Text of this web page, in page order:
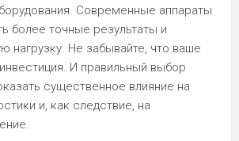
Современные аппараты
более точные результаты и
нагрузку. Не забывайте, что ваше
И правильный выбор
существенное влияние на
и, как следствие, на